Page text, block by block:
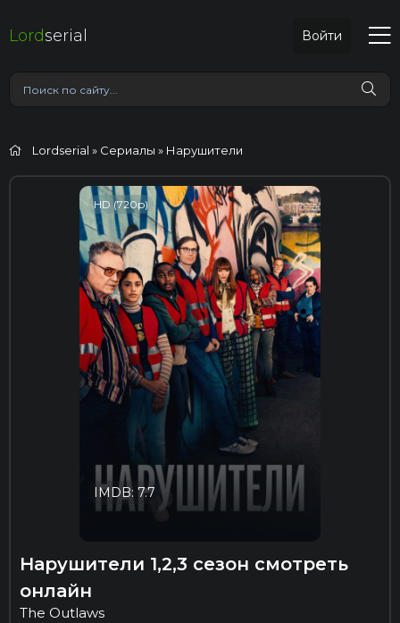
Lordserial Войти
Lordserial » Сериалы » Нарушители
HD (720p)
IMDB: 7.7
Нарушители 1,2,3 сезон смотреть
онлайн
The Outlaws